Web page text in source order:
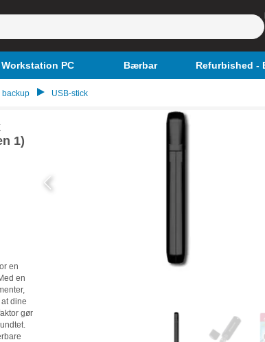
Workstation PC Bærbar
backup USB-stick
1)
en
en
dine
gør